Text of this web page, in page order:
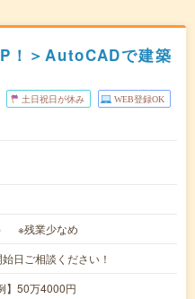
！＞AutoCADで建築
土日祝日が休み WEB登録OK
※残業少なめ
日ご相談ください！
50万4000円